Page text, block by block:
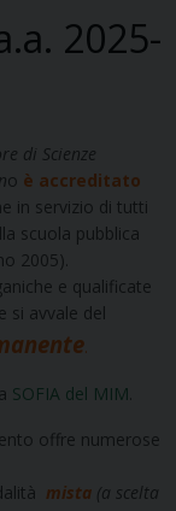
2025-
di Scienze
o è accreditato
in servizio di tutti
scuola pubblica
2005).
e qualificate
si avvale del
.
SOFIA del MIM.
offre numerose
mista (a scelta